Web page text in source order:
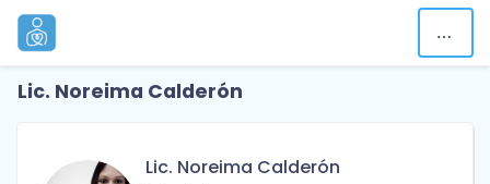
Lic. Noreima Calderón
Lic. Noreima Calderón